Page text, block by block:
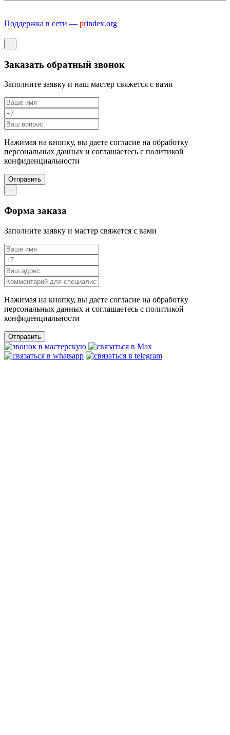
Поддержка в сети — prindex.org
Заказать обратный звонок
Заполните заявку и наш мастер свяжется с вами
Нажимая на кнопку, вы даете согласие на обработку
персональных данных и соглашаетесь c политикой
конфиденциальности
Отправить
Форма заказа
Заполните заявку и мастер свяжется с вами
Нажимая на кнопку, вы даете согласие на обработку
персональных данных и соглашаетесь c политикой
конфиденциальности
Отправить